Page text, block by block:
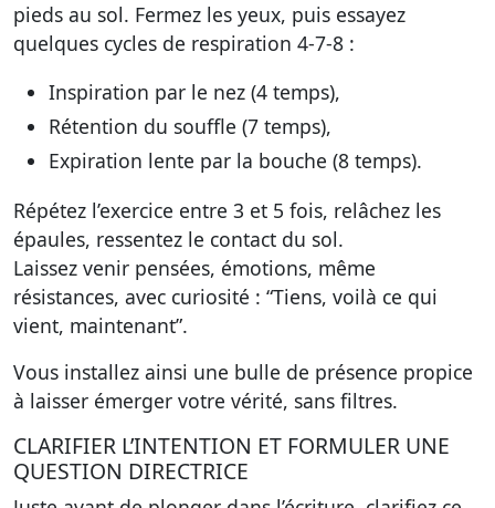
pieds au sol. Fermez les yeux, puis essayez
quelques cycles de respiration 4-7-8 :
Inspiration par le nez (4 temps),
Rétention du souffle (7 temps),
Expiration lente par la bouche (8 temps).
Répétez l’exercice entre 3 et 5 fois, relâchez les
épaules, ressentez le contact du sol.
Laissez venir pensées, émotions, même
résistances, avec curiosité : “Tiens, voilà ce qui
vient, maintenant”.
Vous installez ainsi une bulle de présence propice
à laisser émerger votre vérité, sans filtres.
CLARIFIER L’INTENTION ET FORMULER UNE
QUESTION DIRECTRICE